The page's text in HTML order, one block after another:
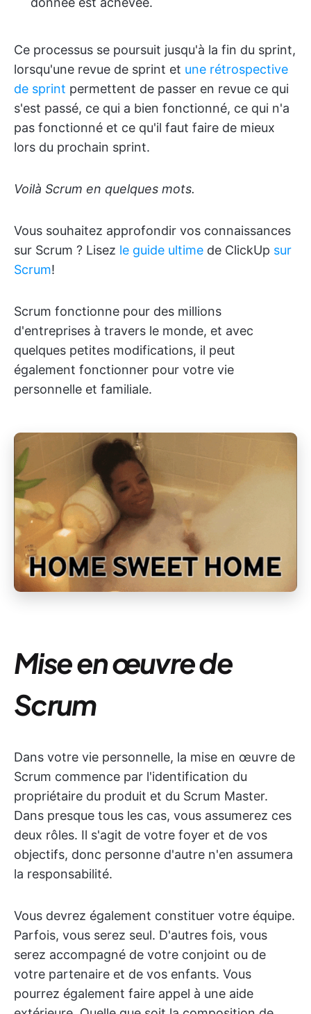
Ce processus se poursuit jusqu'à la fin du sprint,
lorsqu'une revue de sprint et une rétrospective
de sprint permettent de passer en revue ce qui
s'est passé, ce qui a bien fonctionné, ce qui n'a
pas fonctionné et ce qu'il faut faire de mieux
lors du prochain sprint.
Voilà Scrum en quelques mots.
Vous souhaitez approfondir vos connaissances
sur Scrum ? Lisez le guide ultime de ClickUp sur
Scrum!
Scrum fonctionne pour des millions
d'entreprises à travers le monde, et avec
quelques petites modifications, il peut
également fonctionner pour votre vie
personnelle et familiale.
Mise en œuvre de
Scrum
Dans votre vie personnelle, la mise en œuvre de
Scrum commence par l'identification du
propriétaire du produit et du Scrum Master.
Dans presque tous les cas, vous assumerez ces
deux rôles. Il s'agit de votre foyer et de vos
objectifs, donc personne d'autre n'en assumera
la responsabilité.
Vous devrez également constituer votre équipe.
Parfois, vous serez seul. D'autres fois, vous
serez accompagné de votre conjoint ou de
votre partenaire et de vos enfants. Vous
pourrez également faire appel à une aide